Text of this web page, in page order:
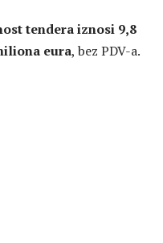
tendera iznosi 9,8
eura, bez PDV-a.